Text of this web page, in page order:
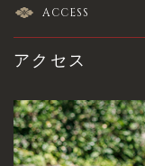
ACCESS
アクセス